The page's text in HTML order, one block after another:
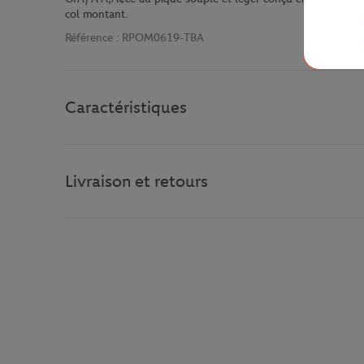
col montant.
Référence : RPOM0619-TBA
Caractéristiques
Livraison et retours